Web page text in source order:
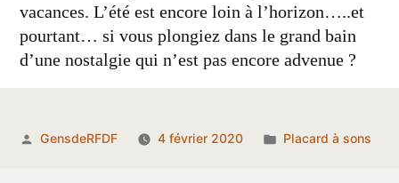
vacances. L’été est encore loin à l’horizon…..et
pourtant… si vous plongiez dans le grand bain
d’une nostalgie qui n’est pas encore advenue ?
Publié
GensdeRFDF 4 février 2020
Publié
Placard à sons